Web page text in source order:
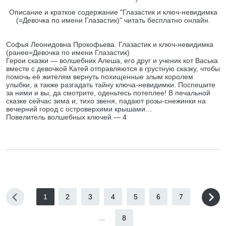
Описание и краткое содержание "Глазастик и ключ-невидимка
(=Девочка по имени Глазастик)" читать бесплатно онлайн.
Софья Леонидовна Прокофьева. Глазастик и ключ-невидимка
(ранее=Девочка по имени Глазастик)
Герои сказки — волшебник Алеша, его друг и ученик кот Васька
вместе с девочкой Катей отправляются в грустную сказку, чтобы
помочь её жителям вернуть похищенные злым королем
улыбки, а также разгадать тайну ключа-невидимки. Поспешите
за ними и вы, да смотрите, оденьтесь потеплее! В печальной
сказке сейчас зима и, тихо звеня, падают розы-снежинки на
вечерний город с островерхими крышами…
Повелитель волшебных ключей — 4
1 2 3 4 5 6 7
8